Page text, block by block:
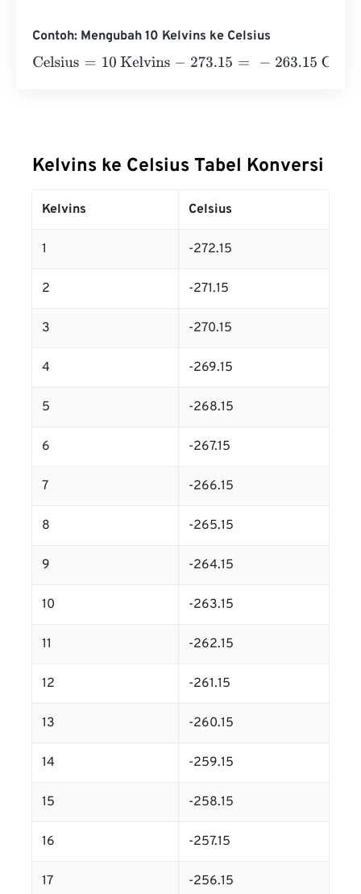
Contoh: Mengubah 10 Kelvins ke Celsius
Celsius= 10 Kelvins-273.15=-263.15 Celsius
Kelvins ke Celsius Tabel Konversi
Kelvins Celsius
1 -272.15
2 -271.15
3 -270.15
4 -269.15
5 -268.15
6 -267.15
7 -266.15
8 -265.15
9 -264.15
10 -263.15
11 -262.15
12 -261.15
13 -260.15
14 -259.15
15 -258.15
16 -257.15
17 -256.15